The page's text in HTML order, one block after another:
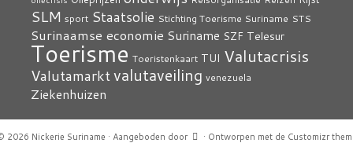
SLM sport Staatsolie Stichting Toerisme Suriname STS
Surinaamse economie Suriname SZF Telesur
Toerisme Toeristenkaart TUI Valutacrisis
Valutamarktvalutaveiling venezuela
Ziekenhuizen
2026 Nickerie Suriname · Aangeboden door · Ontworpen met de Customizr